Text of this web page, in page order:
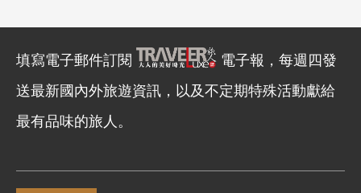
填寫電子郵件訂閱
電子報，每週四發
送最新國內外旅遊資訊，以及不定期特殊活動獻給
最有品味的旅人。